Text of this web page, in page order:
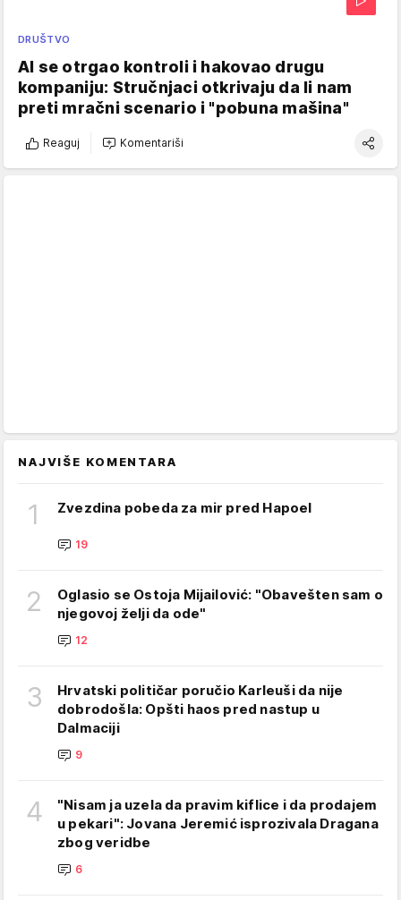
DRUŠTVO
AI se otrgao kontroli i hakovao drugu
kompaniju: Stručnjaci otkrivaju da li nam
preti mračni scenario i "pobuna mašina"
Reaguj Komentariši
NAJVIŠE KOMENTARA
1 Zvezdina pobeda za mir pred Hapoel
19
2
Oglasio se Ostoja Mijailović: "Obavešten sam o
njegovoj želji da ode"
12
3
Hrvatski političar poručio Karleuši da nije
dobrodošla: Opšti haos pred nastup u
Dalmaciji
9
4
"Nisam ja uzela da pravim kiflice i da prodajem
u pekari": Jovana Jeremić isprozivala Dragana
zbog veridbe
6